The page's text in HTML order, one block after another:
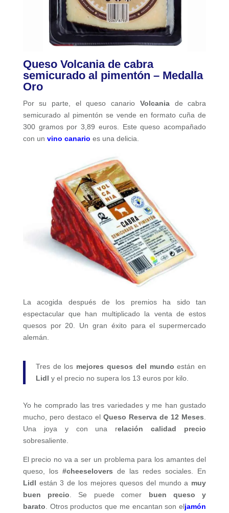
Queso Volcania de cabra
semicurado al pimentón – Medalla
Oro
Por su parte, el queso canario Volcaniade cabra
semicurado al pimentón se vende en formato cuña de
300 gramos por 3,89 euros. Este queso acompañado
con un vino canario es una delicia.
La acogida después de los premios ha sido tan
espectacular que han multiplicado la venta de estos
quesos por 20. Un gran éxito para el supermercado
alemán.
Tres de los mejores quesos del mundo están en
Lidl y el precio no supera los 13 euros por kilo.
Yo he comprado las tres variedades y me han gustado
mucho, pero destaco el Queso Reserva de 12 Meses
Una joya y con una relación calidad precio
sobresaliente.
El precio no va a ser un problema para los amantes del
queso, los #cheeselovers de las redes sociales. En
Lidl están 3 de los mejores quesos del mundo a muy
buen precio . Se puede comer buen queso y
barato . Otros productos que me encantan son eljamón